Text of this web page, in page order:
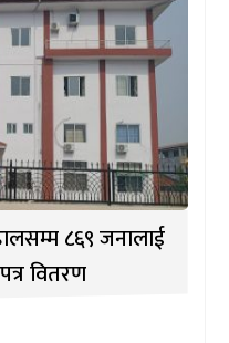
८६९ जनालाई
वितरण